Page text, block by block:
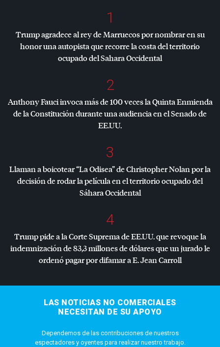
1
Trump agradece al rey de Marruecos por nombrar en su
honor una autopista que recorre la costa del territorio
ocupado del Sahara Occidental
2
Anthony Fauci invoca más de 100 veces la Quinta Enmienda
de la Constitución durante una audiencia en el Senado de
EE.UU.
3
Llaman a boicotear “La Odisea” de Christopher Nolan por la
decisión de rodar la película en el territorio ocupado del
Sáhara Occidental
4
Trump pide a la Corte Suprema de EE.UU. que revoque la
indemnización de 83,3 millones de dólares que un jurado le
ordenó pagar por difamar a E. Jean Carroll
LAS NOTICIAS NO COMERCIALES
NECESITAN DE SU APOYO
Dependemos de las contribuciones de nuestros
espectadores y oyentes para realizar nuestro trabajo.